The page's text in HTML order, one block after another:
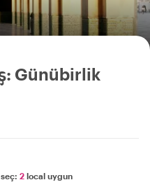
Günübirlik
2 local uygun